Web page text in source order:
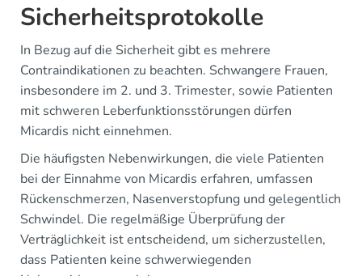
Sicherheitsprotokolle
In Bezug auf die Sicherheit gibt es mehrere
Contraindikationen zu beachten. Schwangere Frauen,
insbesondere im 2. und 3. Trimester, sowie Patienten
mit schweren Leberfunktionsstörungen dürfen
Micardis nicht einnehmen.
Die häufigsten Nebenwirkungen, die viele Patienten
bei der Einnahme von Micardis erfahren, umfassen
Rückenschmerzen, Nasenverstopfung und gelegentlich
Schwindel. Die regelmäßige Überprüfung der
Verträglichkeit ist entscheidend, um sicherzustellen,
dass Patienten keine schwerwiegenden